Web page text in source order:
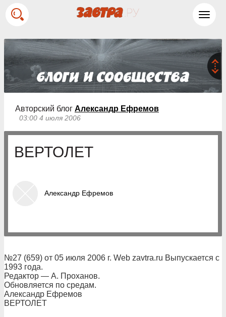
Авторский блог Александр Ефремов
03:00 4 июля 2006
ВЕРТОЛЕТ
Александр Ефремов
№27 (659) от 05 июля 2006 г. Web zavtra.ru Выпускается с
1993 года.
Редактор — А. Проханов.
Обновляется по средам.
Александр Ефремов
ВЕРТОЛЕТ